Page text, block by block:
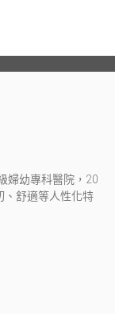
婦幼專科醫院，20
、舒適等人性化特